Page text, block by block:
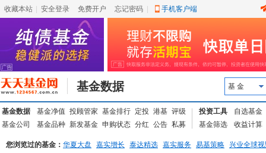
收藏本站 安全登录 免费开户 忘记密码 手机客户端
基金数据 基 金
基金数据 基金净值 投顾管家 基金排行 定投 港基 评级
基金公司
基金品种 新发基金 申购状态 分红 公告 私募
投资工具
自选基金
基金筛选
收益计算
您浏览过的基金： 华夏大盘 嘉实增长 泰达精选 嘉实服务 易基策略 兴业全球